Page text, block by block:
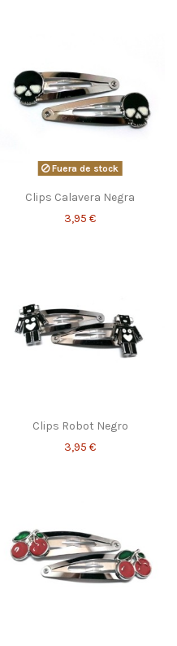
Fuera de stock
Clips Calavera Negra
3,95 €
Clips Robot Negro
3,95 €